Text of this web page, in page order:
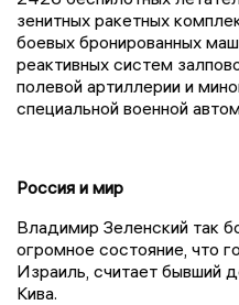
зенитных ракетных
боевых бронированных
реактивных систем
полевой артиллерии и
специальной военной
Россия и мир
Владимир Зеленский так
огромное состояние, что
Израиль, считает бывший
Кива.